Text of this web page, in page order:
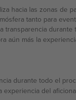
hacia las zonas de
tanto para
transparencia
aún más la
durante todo el
experiencia del